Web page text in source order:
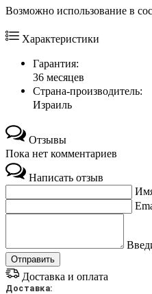
Возможно использование в
Характеристики
Гарантия:
36 месяцев
Страна-производитель:
Израиль
Отзывы
Пока нет комментариев
Написать отзыв
Доставка и оплата
Доставка: